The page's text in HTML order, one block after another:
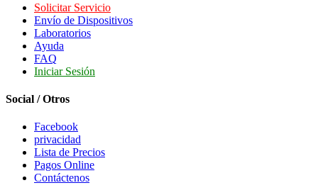
Solicitar Servicio
Envío de Dispositivos
Laboratorios
Ayuda
FAQ
Iniciar Sesión
Social / Otros
Facebook
privacidad
Lista de Precios
Pagos Online
Contáctenos